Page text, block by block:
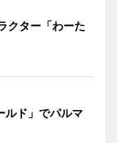
クター「わーた
ルド」でパルマ